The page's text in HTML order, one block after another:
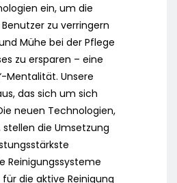
ein, um die
zu verringern
Mühe bei der Pflege
zu ersparen – eine
Unsere
das sich um sich
neuen Technologien,
die Umsetzung
Reinigungssysteme
die aktive Reinigung